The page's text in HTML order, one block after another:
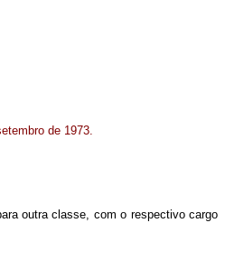
de 1973.
outra classe, com o respectivo cargo